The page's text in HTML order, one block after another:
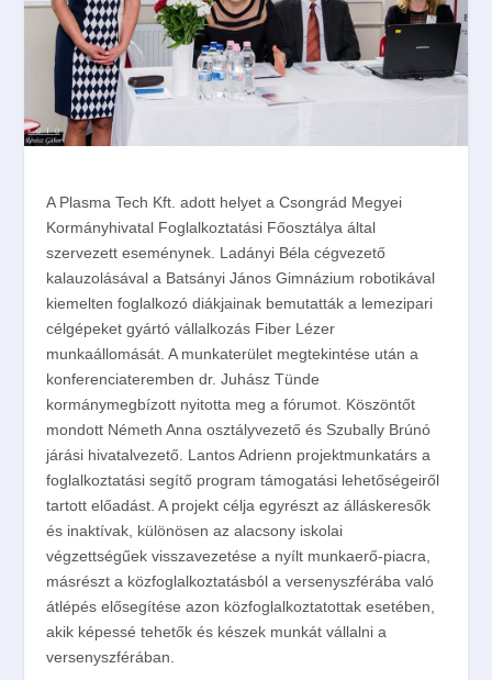
A Plasma Tech Kft. adott helyet a Csongrád Megyei
Kormányhivatal Foglalkoztatási Főosztálya által
szervezett eseménynek. Ladányi Béla cégvezető
kalauzolásával a Batsányi János Gimnázium robotikával
kiemelten foglalkozó diákjainak bemutatták a lemezipari
célgépeket gyártó vállalkozás Fiber Lézer
munkaállomását. A munkaterület megtekintése után a
konferenciateremben dr. Juhász Tünde
kormánymegbízott nyitotta meg a fórumot. Köszöntőt
mondott Németh Anna osztályvezető és Szubally Brúnó
járási hivatalvezető. Lantos Adrienn projektmunkatárs a
foglalkoztatási segítő program támogatási lehetőségeiről
tartott előadást. A projekt célja egyrészt az álláskeresők
és inaktívak, különösen az alacsony iskolai
végzettségűek visszavezetése a nyílt munkaerő-piacra,
másrészt a közfoglalkoztatásból a versenyszférába való
átlépés elősegítése azon közfoglalkoztatottak esetében,
akik képessé tehetők és készek munkát vállalni a
versenyszférában.